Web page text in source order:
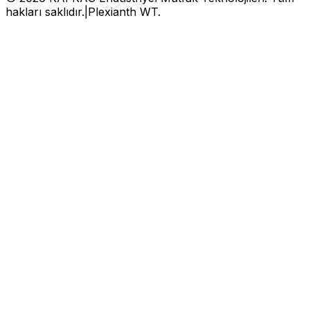
hakları saklıdır. Plexianth WT.